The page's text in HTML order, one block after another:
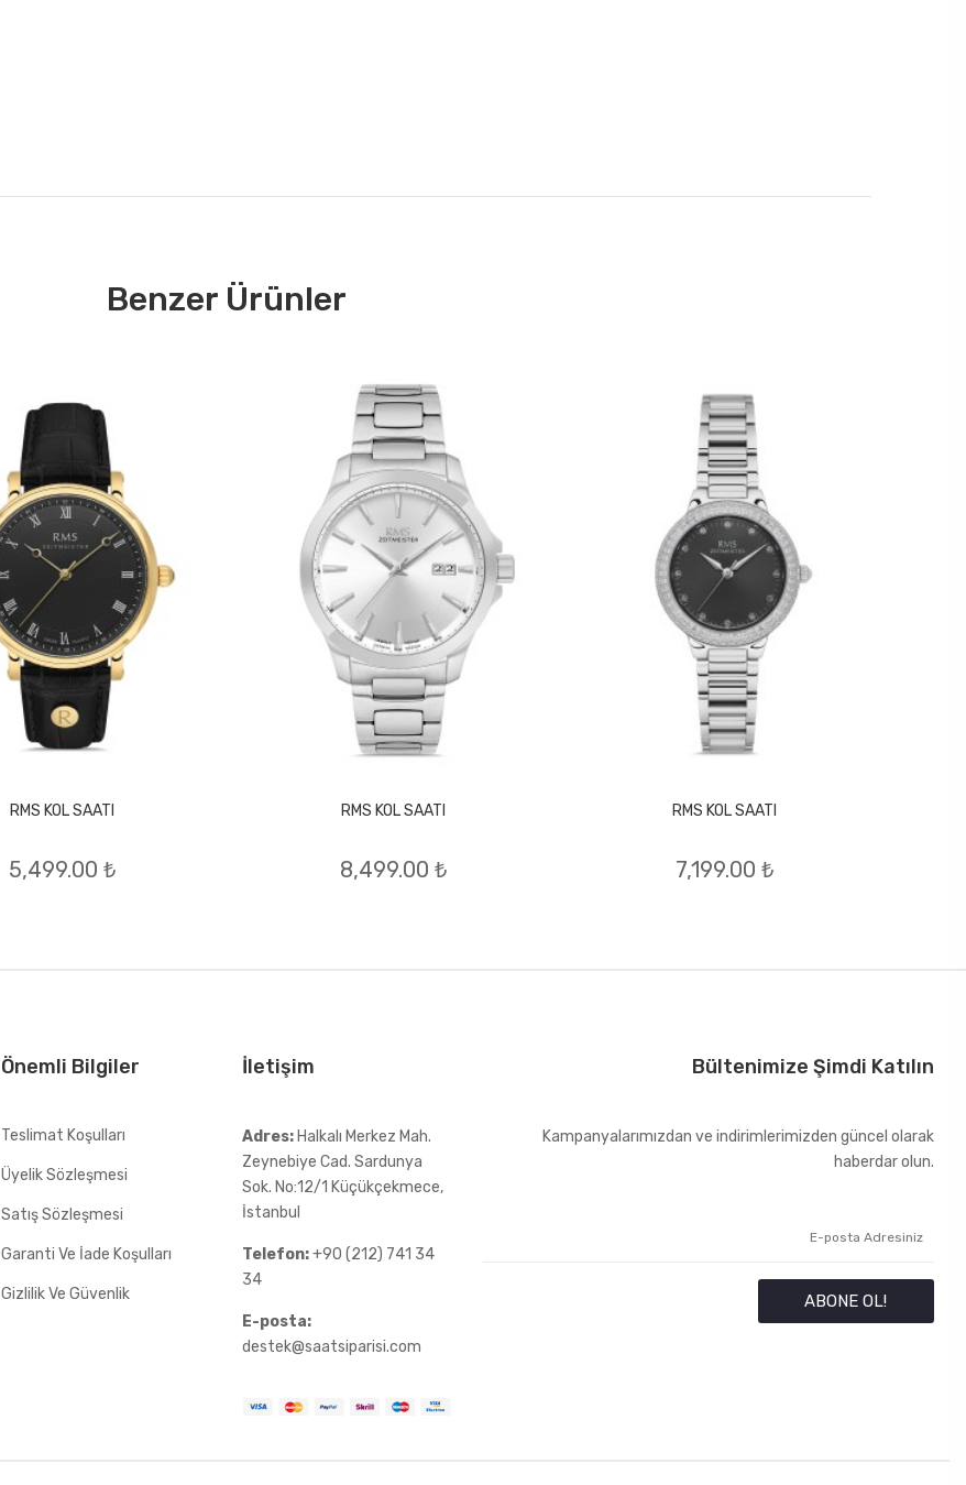
Benzer Ürünler
RMS KOL SAATI
5,499.00 ₺
RMS KOL SAATI
8,499.00 ₺
RMS KOL SAATI
7,199.00 ₺
Önemli Bilgiler
Teslimat Koşulları
Üyelik Sözleşmesi
Satış Sözleşmesi
Garanti Ve İade Koşulları
Gizlilik Ve Güvenlik
İletişim
Adres:Halkalı Merkez Mah.
Zeynebiye Cad. Sardunya
Sok. No:12/1 Küçükçekmece,
İstanbul
Telefon:+90 (212) 741 34
34
E-posta:
destek@saatsiparisi.com
Bültenimize Şimdi Katılın
Kampanyalarımızdan ve indirimlerimizden güncel olarak
haberdar olun.
ABONE OL!